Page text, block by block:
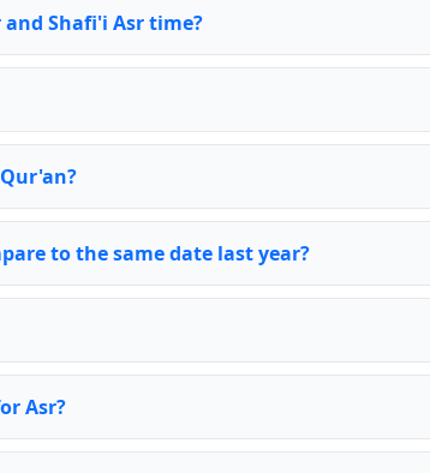
Shafi'i Asr time?
to the same date last year?
Asr?